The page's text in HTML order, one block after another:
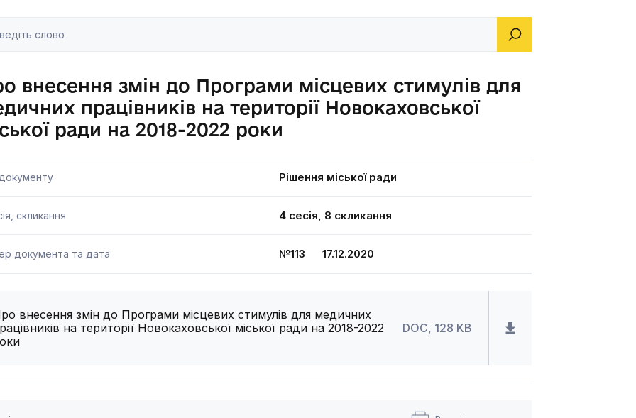
внесення змін до Програми місцевих стимулів для
працівників на території Новокаховської
ради на 2018-2022 роки
Рішення міської ради
скликання 4 сесія, 8 скликання
документа та дата №113 17.12.2020
внесення змін до Програми місцевих стимулів для медичних
на території Новокаховської міської ради на 2018-2022
DOC, 128 KB